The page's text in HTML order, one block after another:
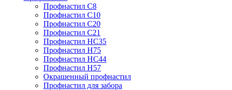
Профнастил С8
Профнастил С10
Профнастил С20
Профнастил С21
Профнастил НС35
Профнастил Н75
Профнастил HC44
Профнастил Н57
Окрашенный профнастил
Профнастил для забора